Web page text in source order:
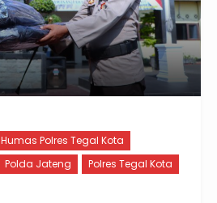
Humas Polres Tegal Kota
Polda Jateng
Polres Tegal Kota